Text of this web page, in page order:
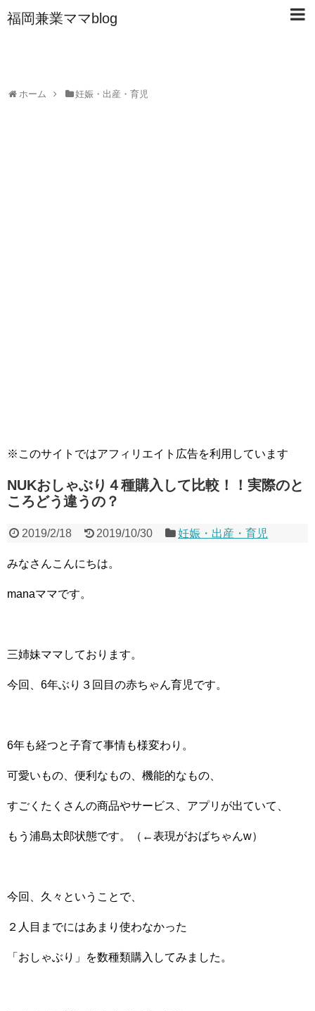
福岡兼業ママblog
ホーム 妊娠・出産・育児
※このサイトではアフィリエイト広告を利用しています
NUKおしゃぶり４種購入して比較！！実際のと
ころどう違うの？
2019/2/18 2019/10/30 妊娠・出産・育児
みなさんこんにちは。
manaママです。
三姉妹ママしております。
今回、6年ぶり３回目の赤ちゃん育児です。
6年も経つと子育て事情も様変わり。
可愛いもの、便利なもの、機能的なもの、
すごくたくさんの商品やサービス、アプリが出ていて、
もう浦島太郎状態です。（←表現がおばちゃんw）
今回、久々ということで、
２人目までにはあまり使わなかった
「おしゃぶり」を数種類購入してみました。